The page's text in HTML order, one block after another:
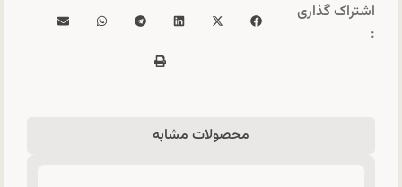
اشتراک گذاری
:
محصولات مشابه